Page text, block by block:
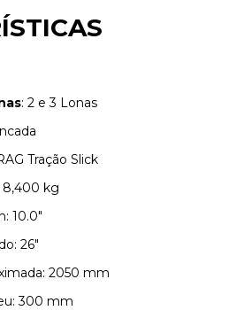
: 2 e 3 Lonas
Tração Slick
8,400 kg
10.0"
26"
2050 mm
300 mm